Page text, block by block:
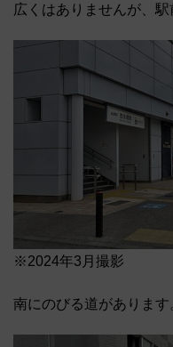
広くはありませんが、駅
※2024年3月撮影
南にのびる道があります